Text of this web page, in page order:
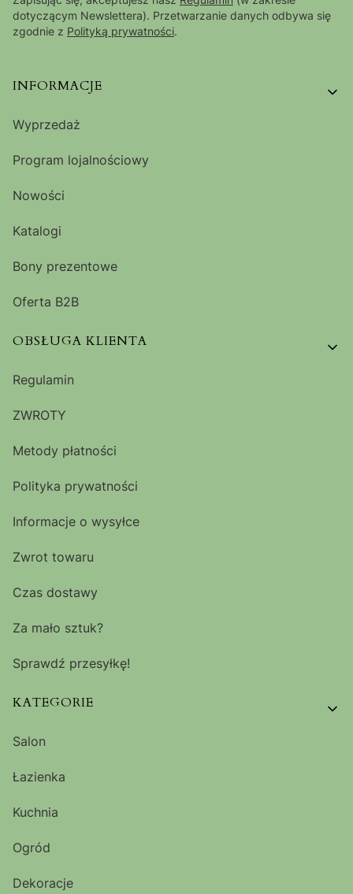
dotyczącym Newslettera). Przetwarzanie danych odbywa się
zgodnie z Polityką prywatności.
Linki w stopce
INFORMACJE
Wyprzedaż
Program lojalnościowy
Nowości
Katalogi
Bony prezentowe
Oferta B2B
OBSŁUGA KLIENTA
Regulamin
ZWROTY
Metody płatności
Polityka prywatności
Informacje o wysyłce
Zwrot towaru
Czas dostawy
Za mało sztuk?
Sprawdź przesyłkę!
KATEGORIE
Salon
Łazienka
Kuchnia
Ogród
Dekoracje